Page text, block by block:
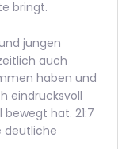
bringt.
jungen
auch
haben und
eindrucksvoll
hat. 21:7
deutliche